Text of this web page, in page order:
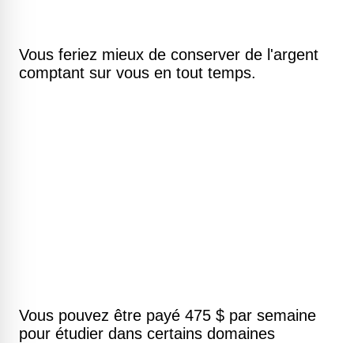
Vous feriez mieux de conserver de l'argent
comptant sur vous en tout temps.
Vous pouvez être payé 475 $ par semaine
pour étudier dans certains domaines